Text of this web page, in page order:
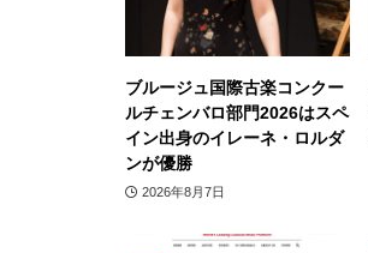
ブルージュ国際古楽コンクー
ルチェンバロ部門2026はスペ
イン出身のイレーネ・ロルダ
ンが優勝
2026年8月7日